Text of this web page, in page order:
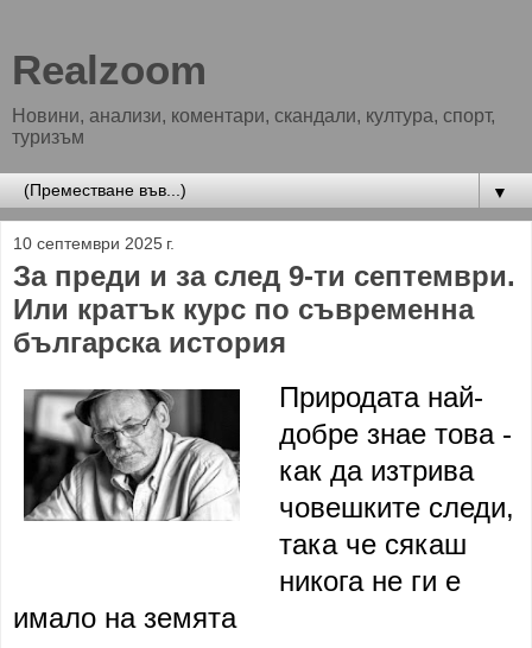
Realzoom
Новини, анализи, коментари, скандали, култура, спорт,
туризъм
▼
10 септември 2025 г.
За преди и за след 9-ти септември.
Или кратък курс по съвременна
българска история
Природата най-
добре знае това -
как да изтрива
човешките следи,
така че сякаш
никога не ги е
имало на земята